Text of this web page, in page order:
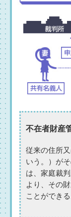
不在者財産
従来の住所
いう。）が
は、家庭裁
より、その
ことができ